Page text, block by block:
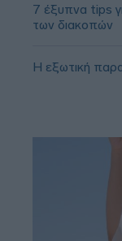
7 έξυπνα tips
των διακοπών
Η εξωτική